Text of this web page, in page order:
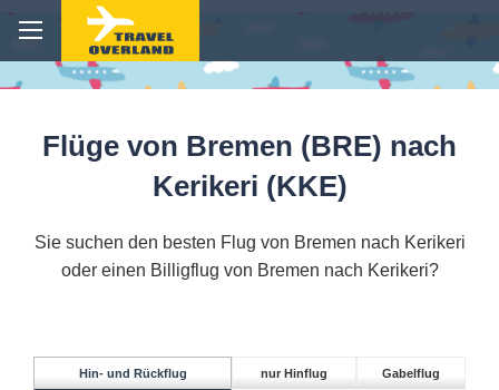
Flüge von Bremen (BRE) nach
Kerikeri (KKE)
Sie suchen den besten Flug von Bremen nach Kerikeri
oder einen Billigflug von Bremen nach Kerikeri?
Hin- und Rückflug nur Hinflug Gabelflug